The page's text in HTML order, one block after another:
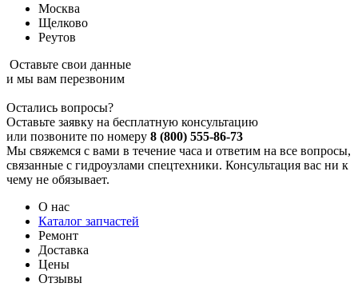
Москва
Щелково
Реутов
Оставьте свои данные
и мы вам перезвоним
Остались вопросы?
Оставьте заявку на бесплатную консультацию
или позвоните по номеру 8 (800) 555-86-73
Мы свяжемся с вами в течение часа и ответим на все вопросы,
связанные с гидроузлами спецтехники. Консультация вас ни к
чему не обязывает.
О нас
Каталог запчастей
Ремонт
Доставка
Цены
Отзывы